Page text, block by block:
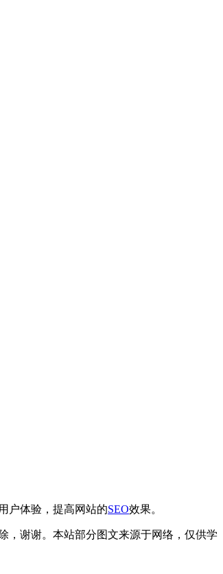
户体验，提高网站的SEO效果。
，谢谢。本站部分图文来源于网络，仅供学